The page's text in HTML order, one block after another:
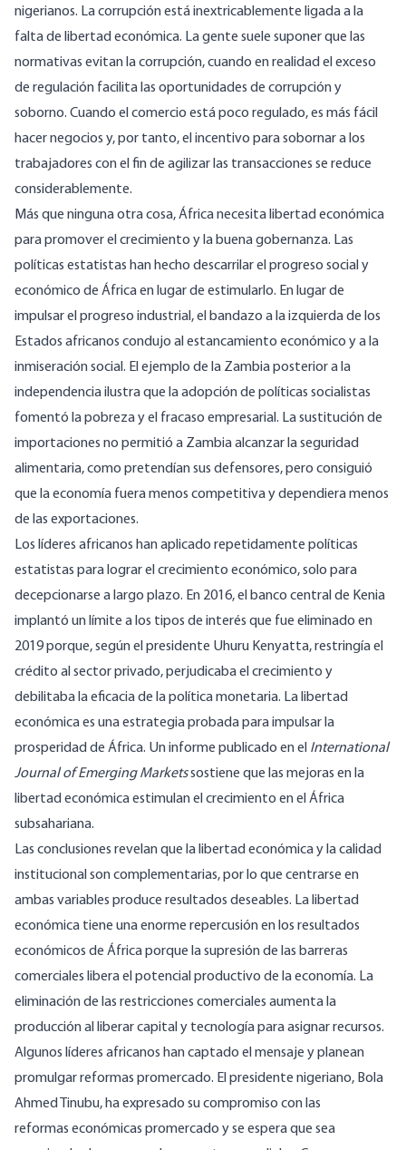
nigerianos. La corrupción está inextricablemente ligada a la
falta de libertad económica. La gente suele suponer que las
normativas evitan la corrupción, cuando en realidad el exceso
de regulación facilita las oportunidades de corrupción y
soborno. Cuando el comercio está poco regulado, es más fácil
hacer negocios y, por tanto, el incentivo para sobornar a los
trabajadores con el fin de agilizar las transacciones se reduce
considerablemente.
Más que ninguna otra cosa, África necesita libertad económica
para promover el crecimiento y la buena gobernanza. Las
políticas estatistas han hecho descarrilar el progreso social y
económico de África en lugar de estimularlo. En lugar de
impulsar el progreso industrial, el bandazo a la izquierda de los
Estados africanos condujo al estancamiento económico y a la
inmiseración social. El ejemplo de la Zambiaposterior a la
independencia ilustra que la adopción de políticas socialistas
fomentó la pobreza y el fracaso empresarial. La sustitución de
importaciones no permitió a Zambia alcanzar la seguridad
alimentaria, como pretendían sus defensores, pero consiguió
que la economía fuera menos competitiva y dependiera menos
de las exportaciones.
Los líderes africanos han aplicado repetidamente políticas
estatistas para lograr el crecimiento económico, solo para
decepcionarse a largo plazo. En 2016, el banco central de Kenia
implantó un límite a los tipos de interés que fue eliminado en
2019 porque,segúnel presidente Uhuru Kenyatta, restringía el
crédito al sector privado, perjudicaba el crecimiento y
debilitaba la eficacia de la política monetaria. La libertad
económica es una estrategia probada para impulsar la
prosperidad de África. Uninforme publicado en el International
Journal of Emerging Marketssostiene que las mejoras en la
libertad económica estimulan el crecimiento en el África
subsahariana.
Las conclusiones revelan que la libertad económica y la calidad
institucional son complementarias, por lo que centrarse en
ambas variables produce resultados deseables. La libertad
económica tiene una enorme repercusión en los resultados
económicos de África porque la supresión de las barreras
comerciales libera el potencial productivo de la economía. La
eliminación de las restricciones comerciales aumenta la
producción al liberar capital y tecnología para asignar recursos.
Algunos líderes africanos han captado el mensaje y planean
promulgar reformas promercado. El presidente nigeriano, Bola
Ahmed Tinubu, ha expresado su compromiso con las
reformas económicas promercado y se espera que sea